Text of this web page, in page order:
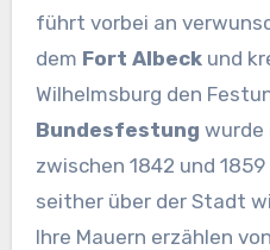
führt vorbei an
dem Fort Albeck und
Wilhelmsburg den
Bundesfestung wurde
zwischen 1842 und
seither über der Stadt
Ihre Mauern erzählen